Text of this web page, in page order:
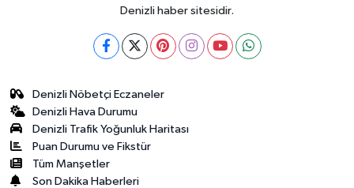
Denizli haber sitesidir.
Denizli Nöbetçi Eczaneler
Denizli Hava Durumu
Denizli Trafik Yoğunluk Haritası
Puan Durumu ve Fikstür
Tüm Manşetler
Son Dakika Haberleri